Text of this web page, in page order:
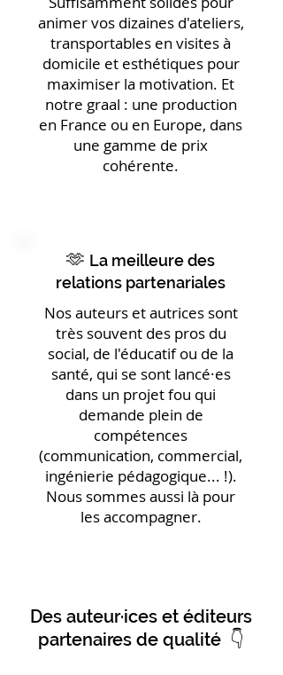
animer vos dizaines d'ateliers,
transportables en visites à
domicile et esthétiques pour
maximiser la motivation. Et
notre graal : une production
en France ou en Europe, dans
une gamme de prix
cohérente.
🫶 La meilleure des
relations partenariales
Nos auteurs et autrices sont
très souvent des pros du
social, de l'éducatif ou de la
santé, qui se sont lancé·es
dans un projet fou qui
demande plein de
compétences
(communication, commercial,
ingénierie pédagogique... !).
Nous sommes aussi là pour
les accompagner.
Des auteur·ices et éditeurs
partenaires de qualité 👇